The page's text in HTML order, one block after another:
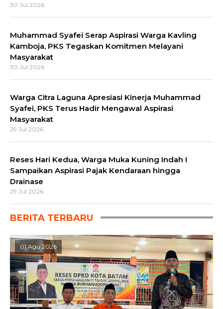
30 Jul 2026
Muhammad Syafei Serap Aspirasi Warga Kavling
Kamboja, PKS Tegaskan Komitmen Melayani
Masyarakat
30 Jul 2026
Warga Citra Laguna Apresiasi Kinerja Muhammad
Syafei, PKS Terus Hadir Mengawal Aspirasi
Masyarakat
29 Jul 2026
Reses Hari Kedua, Warga Muka Kuning Indah I
Sampaikan Aspirasi Pajak Kendaraan hingga
Drainase
29 Jul 2026
BERITA TERBARU
01 Agu 2026